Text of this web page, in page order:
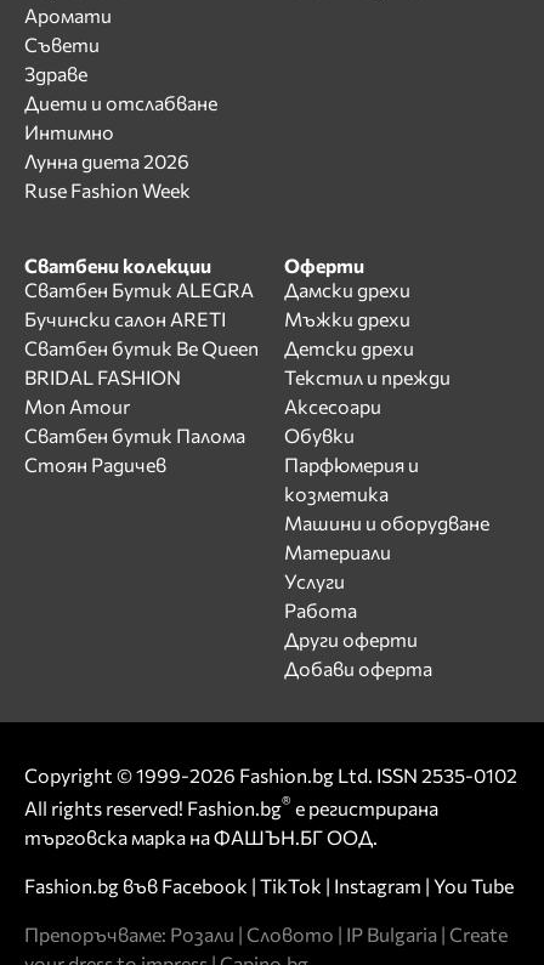
Аромати
Съвети
Здраве
Диети и отслабване
Интимно
Лунна диета 2026
Ruse Fashion Week
Сватбени колекции
Сватбен Бутик ALEGRA
Бучински салон ARETI
Сватбен бутик Be Queen
BRIDAL FASHION
Mon Amour
Сватбен бутик Палома
Стоян Радичев
Оферти
Дамски дрехи
Мъжки дрехи
Детски дрехи
Текстил и прежди
Аксесоари
Обувки
Парфюмерия и
козметика
Машини и оборудване
Материали
Услуги
Работа
Други оферти
Добави оферта
Copyright © 1999-2026 Fashion.bg Ltd. ISSN 2535-0102
All rights reserved! Fashion.bg® е регистрирана
търговска марка на ФАШЪН.БГ ООД.
Fashion.bg във Facebook | TikTok | Instagram | You Tube
Препоръчваме: Розали | Словото | IP Bulgaria | Create